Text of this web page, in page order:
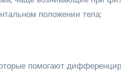
положении тела;
помогают